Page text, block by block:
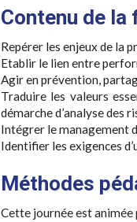
Contenu de
Repérer les enjeux de la
Etablir le lien entre
Agir en prévention,
Traduire les valeurs
démarche d’analyse des
Intégrer le management
Identifier les exigences
Méthodes
Cette journée est animée